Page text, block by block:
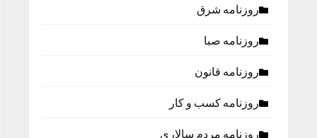
روزنامه شرق
روزنامه صبا
روزنامه قانون
روزنامه كسب و كار
روزنامه مردم سالاری